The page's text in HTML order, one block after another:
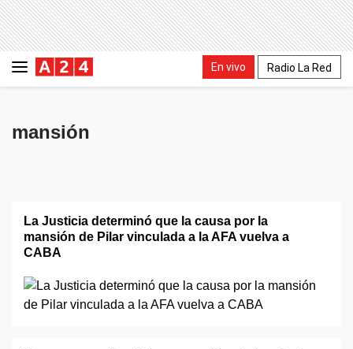
En vivo Radio La Red
mansión
La Justicia determinó que la causa por la
mansión de Pilar vinculada a la AFA vuelva a
CABA